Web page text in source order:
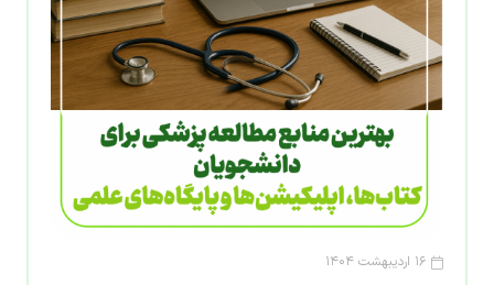
۱۶ اردیبهشت ۱۴۰۴